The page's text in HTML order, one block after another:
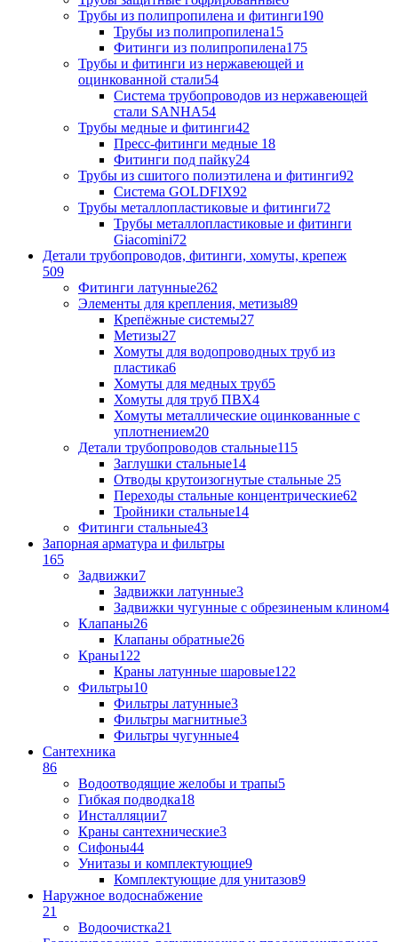
Трубы из полипропилена и фитинги190
Трубы из полипропилена15
Фитинги из полипропилена175
Трубы и фитинги из нержавеющей и
оцинкованной стали54
Система трубопроводов из нержавеющей
стали SANHA54
Трубы медные и фитинги42
Пресс-фитинги медные 18
Фитинги под пайку24
Трубы из сшитого полиэтилена и фитинги92
Система GOLDFIX92
Трубы металлопластиковые и фитинги72
Трубы металлопластиковые и фитинги
Giacomini72
Детали трубопроводов, фитинги, хомуты, крепеж
509
Фитинги латунные262
Элементы для крепления, метизы89
Крепёжные системы27
Метизы27
Хомуты для водопроводных труб из
пластика6
Хомуты для медных труб5
Хомуты для труб ПВХ4
Хомуты металлические оцинкованные с
уплотнением20
Детали трубопроводов стальные115
Заглушки стальные14
Отводы крутоизогнутые стальные 25
Переходы стальные концентрические62
Тройники стальные14
Фитинги стальные43
Запорная арматура и фильтры
165
Задвижки7
Задвижки латунные3
Задвижки чугунные с обрезиненым клином4
Клапаны26
Клапаны обратные26
Краны122
Краны латунные шаровые122
Фильтры10
Фильтры латунные3
Фильтры магнитные3
Фильтры чугунные4
Сантехника
86
Водоотводящие желобы и трапы5
Гибкая подводка18
Инсталляции7
Краны сантехнические3
Сифоны44
Унитазы и комплектующие9
Комплектующие для унитазов9
Наружное водоснабжение
21
Водоочистка21